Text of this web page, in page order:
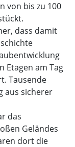
von bis zu 100
dass damit
Etagen am Tag
Tausende
aus sicherer
das
Geländes
dort die